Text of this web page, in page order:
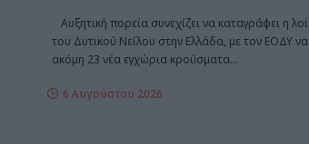
Αυξητική πορεία συνεχίζει να καταγράφει η
του Δυτικού Νείλου στην Ελλάδα, με τον ΕΟΔΥ
ακόμη 23 νέα εγχώρια κρούσματα…
6 Αυγούστου 2026